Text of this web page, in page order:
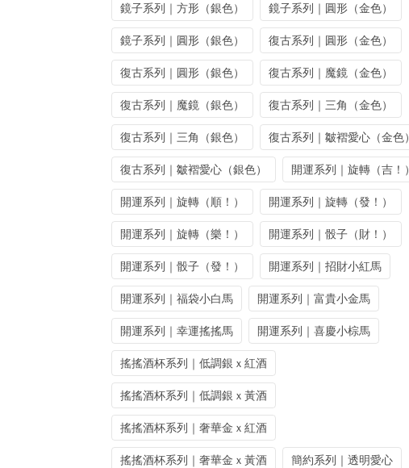
鏡子系列｜方形（銀色） 鏡子系列｜圓形（金色）
鏡子系列｜圓形（銀色） 復古系列｜圓形（金色）
復古系列｜圓形（銀色） 復古系列｜魔鏡（金色）
復古系列｜魔鏡（銀色） 復古系列｜三角（金色）
復古系列｜三角（銀色） 復古系列｜皺褶愛心（金色）
復古系列｜皺褶愛心（銀色） 開運系列｜旋轉（吉！）
開運系列｜旋轉（順！） 開運系列｜旋轉（發！）
開運系列｜旋轉（樂！） 開運系列｜骰子（財！）
開運系列｜骰子（發！） 開運系列｜招財小紅馬
開運系列｜福袋小白馬 開運系列｜富貴小金馬
開運系列｜幸運搖搖馬 開運系列｜喜慶小棕馬
搖搖酒杯系列｜低調銀ｘ紅酒
搖搖酒杯系列｜低調銀ｘ黃酒
搖搖酒杯系列｜奢華金ｘ紅酒
搖搖酒杯系列｜奢華金ｘ黃酒 簡約系列｜透明愛心